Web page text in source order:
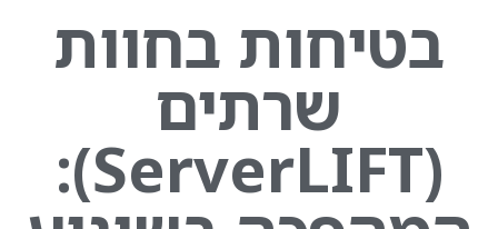
בטיחות בחוות
שרתים
(ServerLIFT):